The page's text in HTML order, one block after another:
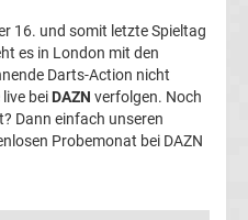
16. und somit letzte Spieltag
es in London mit den
Darts-Action nicht
bei DAZN verfolgen. Noch
Dann einfach unseren
Probemonat bei DAZN